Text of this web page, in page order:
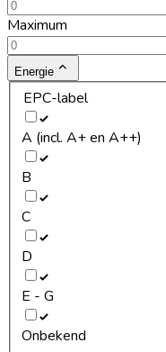
Maximum
Energie
EPC-label
A (incl. A+ en A++)
B
C
D
E - G
Onbekend